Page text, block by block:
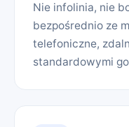
Nie infolinia, nie
bezpośrednio ze
telefoniczne,
standardowymi